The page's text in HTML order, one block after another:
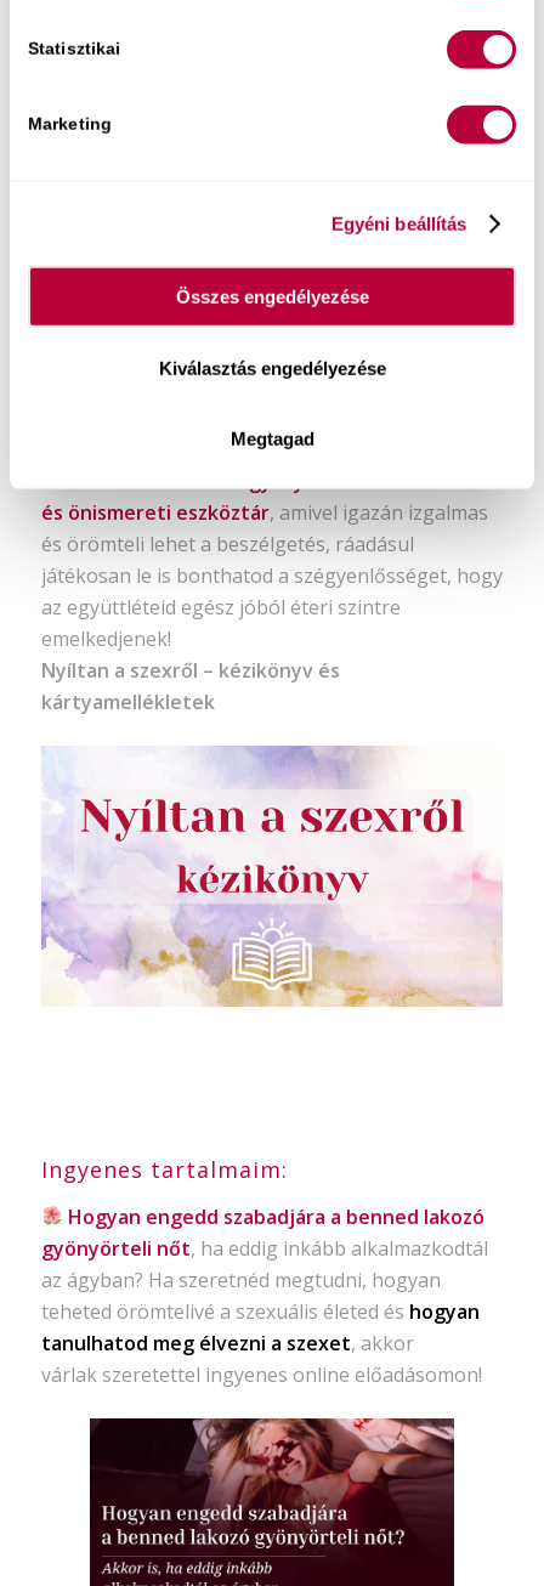
Statisztikai
Marketing
Egyéni beállítás
Összes engedélyezése
Kiválasztás engedélyezése
Megtagad
Jegyek itt kaphatók.
és önismereti eszköztár, amivel igazán izgalmas
és örömteli lehet a beszélgetés, ráadásul
játékosan le is bonthatod a szégyenlősséget, hogy
az együttléteid egész jóból éteri szintre
emelkedjenek!
Nyíltan a szexről – kézikönyv és
kártyamellékletek
Ingyenes tartalmaim:
Hogyan engedd szabadjára a benned lakozó
gyönyörteli nőt, ha eddig inkább alkalmazkodtál
az ágyban? Ha szeretnéd megtudni, hogyan
teheted örömtelivé a szexuális életed és hogyan
tanulhatod meg élvezni a szexet, akkor
várlak szeretettel ingyenes online előadásomon!